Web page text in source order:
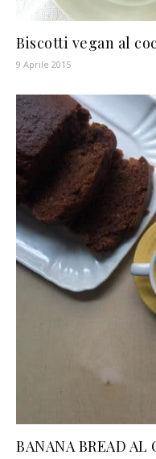
Biscotti vegan al
9 Aprile 2015
BANANA BREAD AL